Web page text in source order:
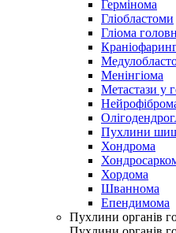
Гермінома
Гліобластоми
Гліома
Менінгіома
Метастази у
Пухлини
Хондрома
Хордома
Шваннома
Епендимома
Пухлини органів